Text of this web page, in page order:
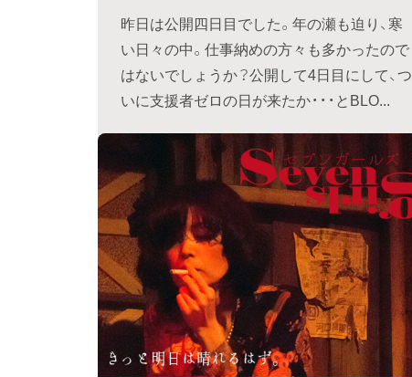
昨日は公開四日目でした。年の瀬も迫り、寒
い日々の中。仕事納めの方々も多かったので
はないでしょうか？公開して4日目にして、つ
いに支援者ゼロの日が来たか・・・とBLO...